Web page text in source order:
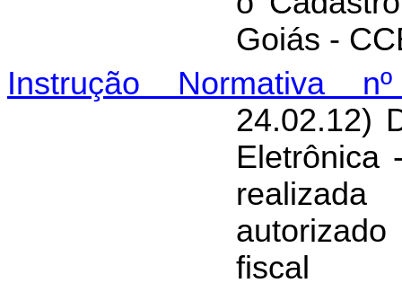
Goiás -
Instrução Normativa
24.02.12)
Eletrônica
fiscal